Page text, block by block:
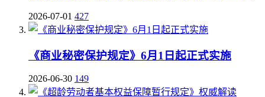
2026-07-01 427
《商业秘密保护规定》6月1日起正式实施
2026-06-30 149